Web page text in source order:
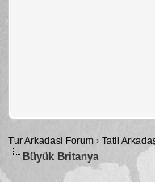
Tur Arkadasi Forum › Tatil
Büyük Britanya